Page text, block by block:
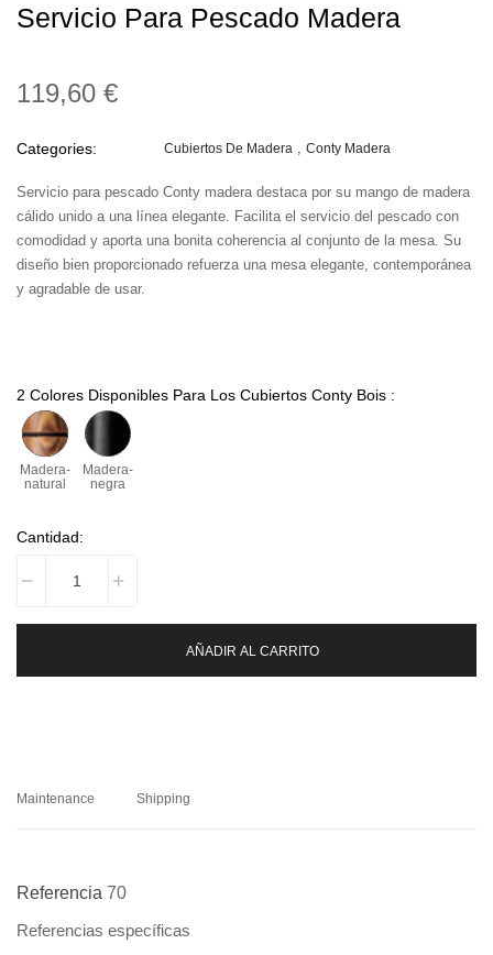
Servicio Para Pescado Madera
119,60 €
Categories: Cubiertos De Madera Conty Madera
Servicio para pescado Conty madera destaca por su mango de madera
cálido unido a una línea elegante. Facilita el servicio del pescado con
comodidad y aporta una bonita coherencia al conjunto de la mesa. Su
diseño bien proporcionado refuerza una mesa elegante, contemporánea
y agradable de usar.
2 Colores Disponibles Para Los Cubiertos Conty Bois :
Madera-
natural
Madera-
negra
Cantidad:
AÑADIR AL CARRITO
Maintenance Shipping
Referencia 70
Referencias específicas